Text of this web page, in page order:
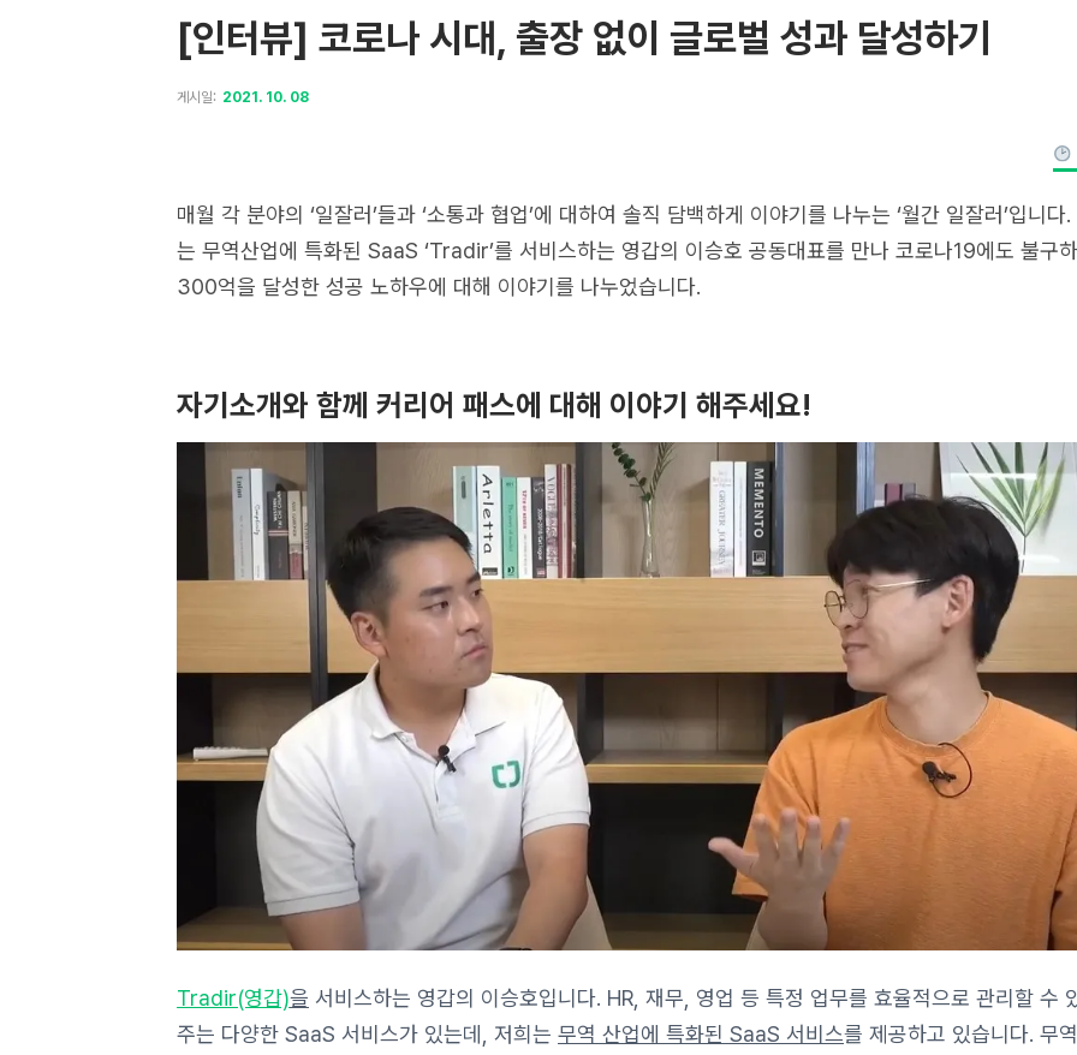
[인터뷰] 코로나 시대, 출장 없이 글로벌 성과 달성하기
게시일: 2021. 10. 08
매월 각 분야의 ‘일잘러’들과 ‘소통과 협업’에 대하여 솔직 담백하게 이야기를 나누는 ‘월간 일잘러’입니다
는 무역산업에 특화된 SaaS ‘Tradir’를 서비스하는 영갑의 이승호 공동대표를 만나 코로나19에도 불구
300억을 달성한 성공 노하우에 대해 이야기를 나누었습니다.
자기소개와 함께 커리어 패스에 대해 이야기 해주세요!
Tradir(영갑)을 서비스하는 영갑의 이승호입니다. HR, 재무, 영업 등 특정 업무를 효율적으로 관리할 수
주는 다양한 SaaS 서비스가 있는데, 저희는 무역 산업에 특화된 SaaS 서비스를 제공하고 있습니다. 무